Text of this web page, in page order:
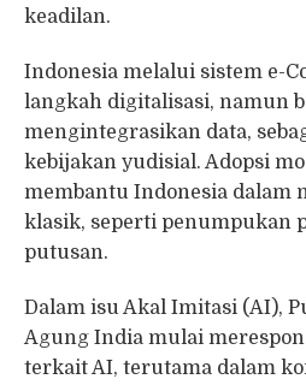
keadilan.
Indonesia melalui sistem e-
langkah digitalisasi, namun
mengintegrasikan data,
kebijakan yudisial. Adopsi
membantu Indonesia dalam
klasik, seperti penumpukan
putusan.
Dalam isu Akal Imitasi (AI),
Agung India mulai
terkait AI, terutama dalam